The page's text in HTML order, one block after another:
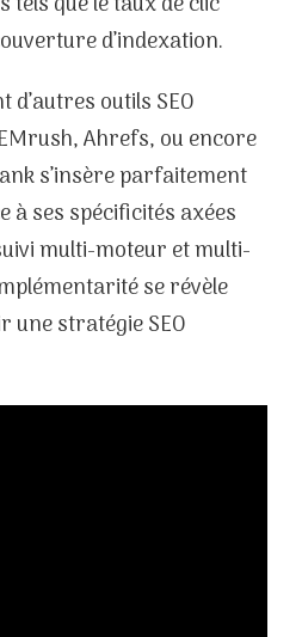
d’indexation.
d’autres outils SEO
Ahrefs, ou encore
s’insère parfaitement
à ses spécificités axées
multi-moteur et multi-
se révèle
une stratégie SEO